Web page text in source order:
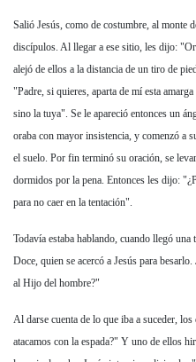
Salió Jesús, como de costumbre, al monte
discípulos. Al llegar a ese sitio, les dijo:
alejó de ellos a la distancia de un tiro de
"Padre, si quieres, aparta de mí esta
sino la tuya". Se le apareció entonces un
oraba con mayor insistencia, y comenzó a
el suelo. Por fin terminó su oración, se
dormidos por la pena. Entonces les dijo:
para no caer en la tentación".
Todavía estaba hablando, cuando llegó
Doce, quien se acercó a Jesús para
al Hijo del hombre?"
Al darse cuenta de lo que iba a suceder,
atacamos con la espada?" Y uno de ellos